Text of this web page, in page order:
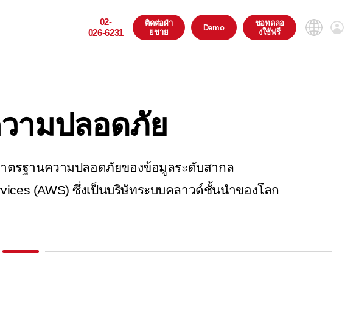
02-
026-6231
ติดต่อฝ่า
ยขาย
Demo
ขอทดลอ
งใช้ฟรี
ามปลอดภัย
าตรฐานความปลอดภัยของข้อมูลระดับสากล
(AWS) ซึ่งเป็นบริษัทระบบคลาวด์ชั้นนำของโลก